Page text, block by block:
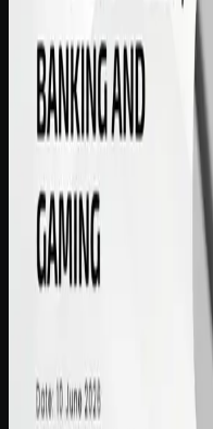
6:30 PMGMT+2
Dubai
8:30 PM GMT+4
Singapore
12:30 AM GMT+8 +1
🇦🇺Sydney